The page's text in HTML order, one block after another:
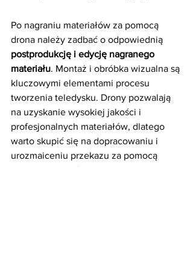
Po nagraniu materiałów za pomocą
drona należy zadbać o odpowiednią
postprodukcję i edycję nagranego
materiału. Montaż i obróbka wizualna są
kluczowymi elementami procesu
tworzenia teledysku. Drony pozwalają
na uzyskanie wysokiej jakości i
profesjonalnych materiałów, dlatego
warto skupić się na dopracowaniu i
urozmaiceniu przekazu za pomocą
montażu, efektów specjalnych i korekcji